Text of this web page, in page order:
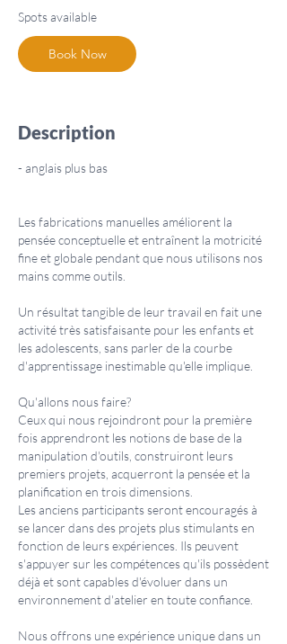
e
c
5
Spots available
Book Now
Description
- anglais plus bas
Les fabrications manuelles améliorent la
pensée conceptuelle et entraînent la motricité
fine et globale pendant que nous utilisons nos
mains comme outils.
Un résultat tangible de leur travail en fait une
activité très satisfaisante pour les enfants et
les adolescents, sans parler de la courbe
d'apprentissage inestimable qu'elle implique.
Qu'allons nous faire?
Ceux qui nous rejoindront pour la première
fois apprendront les notions de base de la
manipulation d'outils, construiront leurs
premiers projets, acquerront la pensée et la
planification en trois dimensions.
Les anciens participants seront encouragés à
se lancer dans des projets plus stimulants en
fonction de leurs expériences. Ils peuvent
s'appuyer sur les compétences qu'ils possèdent
déjà et sont capables d'évoluer dans un
environnement d'atelier en toute confiance.
Nous offrons une expérience unique dans un